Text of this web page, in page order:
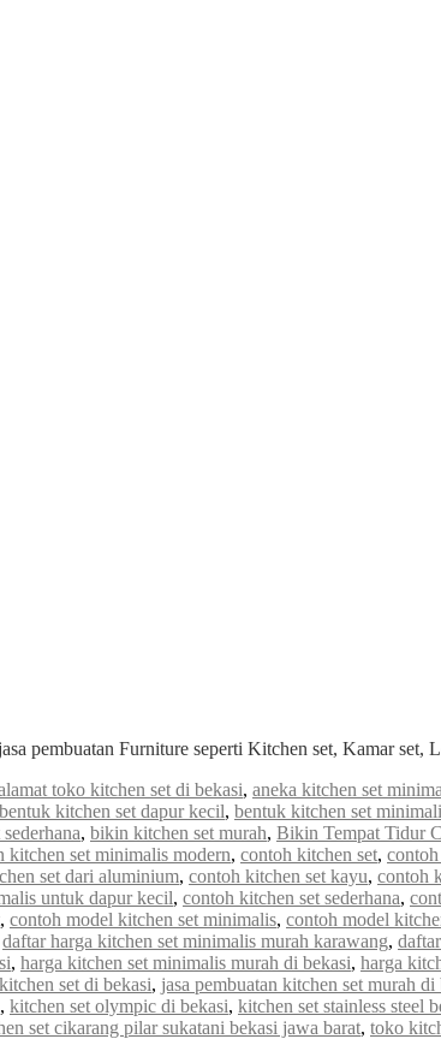
pembuatan Furniture seperti Kitchen set, Kamar
toko kitchen set di bekasi, aneka kitchen set
bentuk kitchen set dapur kecil, bentuk kitchen set
, bikin kitchen set murah, Bikin Tempat Tidur
kitchen set minimalis modern, contoh kitchen set,
set dari aluminium, contoh kitchen set kayu, contoh
untuk dapur kecil, contoh kitchen set sederhana,
, contoh model kitchen set minimalis, contoh model
daftar harga kitchen set minimalis murah karawang,
, harga kitchen set minimalis murah di bekasi, harga
set di bekasi, jasa pembuatan kitchen set murah di
, kitchen set olympic di bekasi, kitchen set stainless steel
set cikarang pilar sukatani bekasi jawa barat, toko